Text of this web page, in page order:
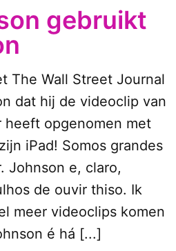
gebruikt
The Wall Street Journal
dat hij de videoclip van
heeft opgenomen met
iPad! Somos grandes
Johnson e, claro,
de ouvir thiso. Ik
meer videoclips komen
é há [...]